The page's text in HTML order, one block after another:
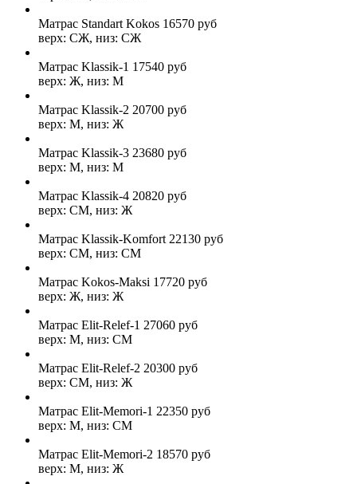
Матрас Standart Kokos 16570 руб
верх: СЖ, низ: СЖ
Матрас Klassik-1 17540 руб
верх: Ж, низ: М
Матрас Klassik-2 20700 руб
верх: М, низ: Ж
Матрас Klassik-3 23680 руб
верх: М, низ: М
Матрас Klassik-4 20820 руб
верх: СМ, низ: Ж
Матрас Klassik-Komfort 22130 руб
верх: СМ, низ: СМ
Матрас Kokos-Maksi 17720 руб
верх: Ж, низ: Ж
Матрас Elit-Relef-1 27060 руб
верх: М, низ: СМ
Матрас Elit-Relef-2 20300 руб
верх: СМ, низ: Ж
Матрас Elit-Memori-1 22350 руб
верх: М, низ: СМ
Матрас Elit-Memori-2 18570 руб
верх: М, низ: Ж